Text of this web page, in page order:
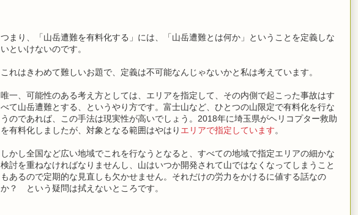
つまり、「山岳遭難を有料化する」には、「山岳遭難とは何か」ということを定義しな
いといけないのです。
これはきわめて難しいお題で、定義は不可能なんじゃないかと私は考えています。
唯一、可能性のある考え方としては、エリアを指定して、その内側で起こった事故はす
べて山岳遭難とする、というやり方です。富士山など、ひとつの山限定で有料化を行な
うのであれば、この手法は現実性が高いでしょう。2018年に埼玉県がヘリコプター救助
を有料化しましたが、対象となる範囲はやはり エリアで指定しています。
しかし全国など広い地域でこれを行なうとなると、すべての地域で指定エリアの細かな
検討を重ねなければなりませんし、山はいつか開発されて山ではなくなってしまうこと
もあるので定期的な見直しも欠かせません。それだけの労力をかけるに値する話なの
か？ という疑問は拭えないところです。